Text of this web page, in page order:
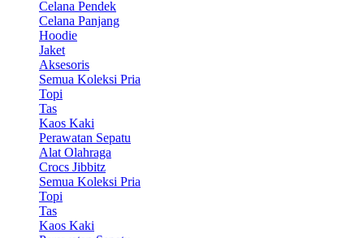
Celana Pendek
Celana Panjang
Hoodie
Jaket
Aksesoris
Semua Koleksi Pria
Topi
Tas
Kaos Kaki
Perawatan Sepatu
Alat Olahraga
Crocs Jibbitz
Semua Koleksi Pria
Topi
Tas
Kaos Kaki